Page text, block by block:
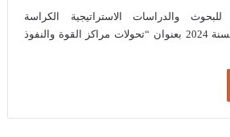
والدراسات الاستراتيجية الكراسة
الاستراتيجية / العدد 28 لسنة 2024 بعنوان “تحولات مراكز القوة والنفوذ